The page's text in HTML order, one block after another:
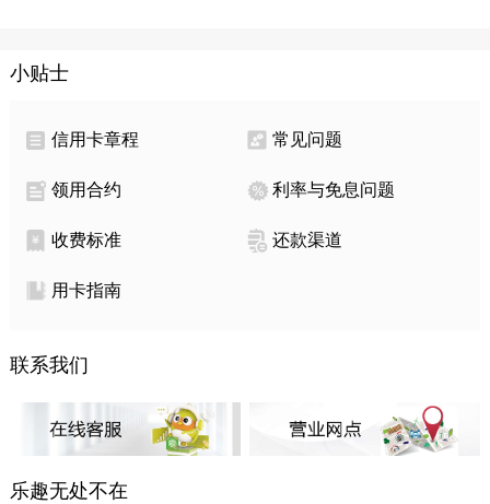
小贴士
信用卡章程 常见问题
领用合约 利率与免息问题
收费标准 还款渠道
用卡指南
联系我们
乐趣无处不在